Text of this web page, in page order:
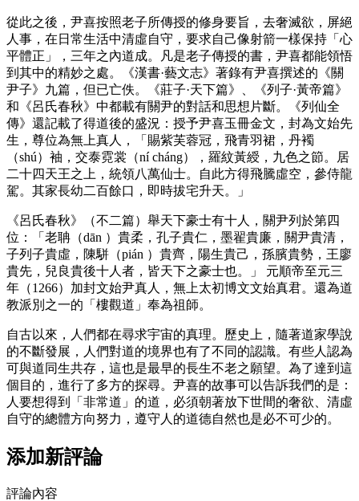
從此之後，尹喜按照老子所傳授的修身要旨，去奢滅欲，屏絕
人事，在日常生活中清虛自守，要求自己像射箭一樣保持「心
平體正」，三年之內道成。凡是老子傳授的書，尹喜都能領悟
到其中的精妙之處。《漢書·藝文志》著錄有尹喜撰述的《關
尹子》九篇，但已亡佚。《莊子·天下篇》、《列子·黃帝篇》
和《呂氏春秋》中都載有關尹的對話和思想片斷。《列仙全
傳》還記載了得道後的盛況：授予尹喜玉冊金文，封為文始先
生，尊位為無上真人，「賜紫芙蓉冠，飛青羽裙，丹襡
（shú）袖，交泰霓裳（ní cháng），羅紋黃綬，九色之節。居
二十四天王之上，統領八萬仙士。自此方得飛騰虛空，參侍龍
駕。其家長幼二百餘口，即時拔宅升天。」
《呂氏春秋》（不二篇）舉天下豪士有十人，關尹列於第四
位：「老聃（dān ）貴柔，孔子貴仁，墨翟貴廉，關尹貴清，
子列子貴虛，陳駢（pián ）貴齊，陽生貴己，孫臏貴勢，王廖
貴先，兒良貴後十人者，皆天下之豪士也。」 元順帝至元三
年（1266）加封文始尹真人，無上太初博文文始真君。還為道
教派別之一的「樓觀道」奉為祖師。
自古以來，人們都在尋求宇宙的真理。歷史上，隨著道家學說
的不斷發展，人們對道的境界也有了不同的認識。有些人認為
可與道同生共存，這也是最早的長生不老之願望。為了達到這
個目的，進行了多方的探尋。尹喜的故事可以告訴我們的是：
人要想得到「非常道」的道，必須朝著放下世間的奢欲、清虛
自守的總體方向努力，遵守人的道德自然也是必不可少的。
添加新評論
評論內容